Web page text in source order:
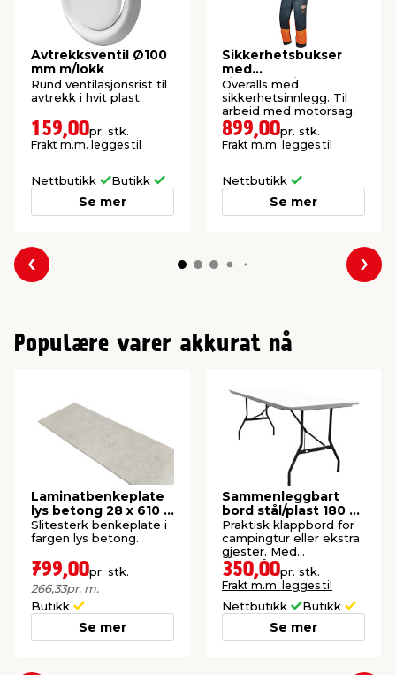
Avtrekksventil Ø100
mm m/lokk
Rund ventilasjonsrist til
avtrekk i hvit plast.
159,00pr. stk.
Frakt m.m. legges til
Nettbutikk Butikk
Se mer
Sikkerhetsbukser
med
sikkerhetsinnlegg
str. S
Overalls med
sikkerhetsinnlegg. Til
arbeid med motorsag.
899,00pr. stk.
Frakt m.m. legges til
Nettbutikk
Se mer
Forrige
Populære varer akkurat nå
Laminatbenkeplate
lys betong 28 x 610 x
3000 mm
Slitesterk benkeplate i
fargen lys betong.
799,00pr. stk.
266,33pr. m.
Butikk
Se mer
Sammenleggbart
bord stål/plast 180 x
75 cm hvit
Praktisk klappbord for
campingtur eller ekstra
gjester. Med
bærehåndtak.
350,00pr. stk.
Frakt m.m. legges til
Nettbutikk Butikk
Se mer